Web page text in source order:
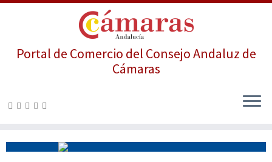
Portal de Comercio del Consejo Andaluz de
Cámaras